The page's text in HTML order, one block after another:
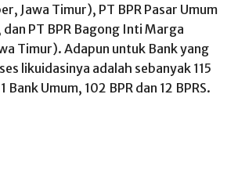
Jawa Timur), PT BPR Pasar Umum
PT BPR Bagong Inti Marga
Timur). Adapun untuk Bank yang
likuidasinya adalah sebanyak 115
Umum, 102 BPR dan 12 BPRS.